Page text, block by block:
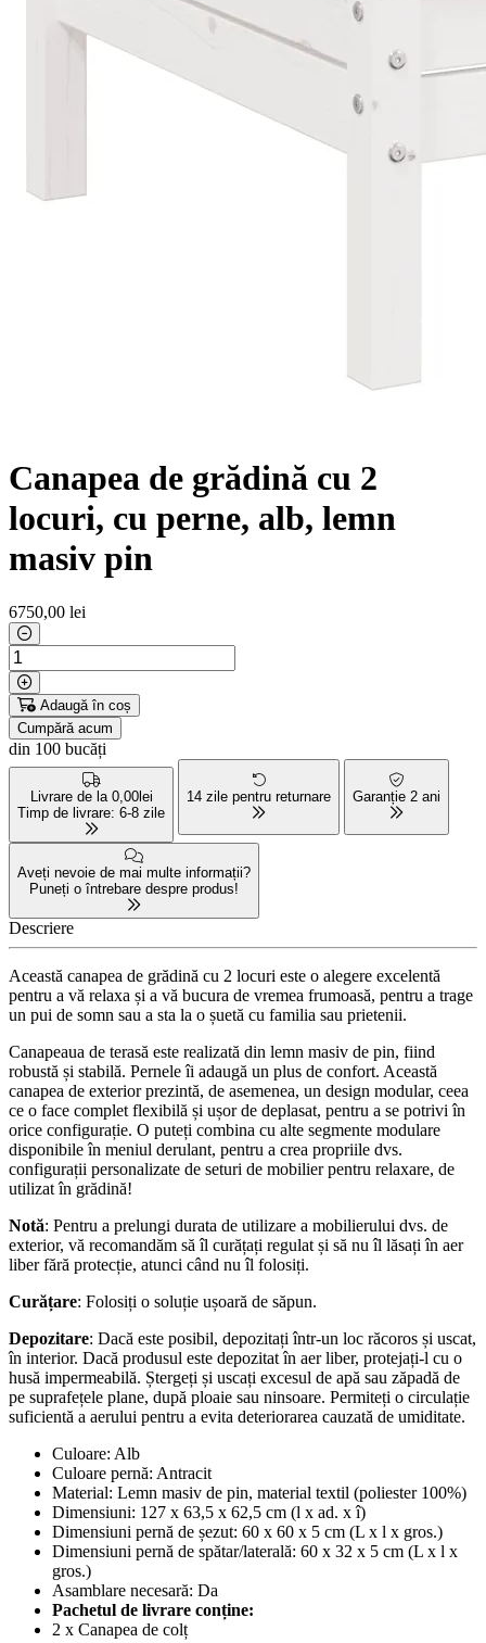
Canapea de grădină cu 2
locuri, cu perne, alb, lemn
masiv pin
6750,00 lei
Adaugă în coș
Cumpără acum
din 100 bucăți
Livrare de la 0,00lei
Timp de livrare: 6-8 zile
14 zile pentru returnare Garanție 2 ani
Aveți nevoie de mai multe informații?
Puneți o întrebare despre produs!
Descriere
Această canapea de grădină cu 2 locuri este o alegere excelentă
pentru a vă relaxa și a vă bucura de vremea frumoasă, pentru a trage
un pui de somn sau a sta la o șuetă cu familia sau prietenii.
Canapeaua de terasă este realizată din lemn masiv de pin, fiind
robustă și stabilă. Pernele îi adaugă un plus de confort. Această
canapea de exterior prezintă, de asemenea, un design modular, ceea
ce o face complet flexibilă și ușor de deplasat, pentru a se potrivi în
orice configurație. O puteți combina cu alte segmente modulare
disponibile în meniul derulant, pentru a crea propriile dvs.
configurații personalizate de seturi de mobilier pentru relaxare, de
utilizat în grădină!
Notă: Pentru a prelungi durata de utilizare a mobilierului dvs. de
exterior, vă recomandăm să îl curățați regulat și să nu îl lăsați în aer
liber fără protecție, atunci când nu îl folosiți.
Curățare: Folosiți o soluție ușoară de săpun.
Depozitare: Dacă este posibil, depozitați într-un loc răcoros și uscat,
în interior. Dacă produsul este depozitat în aer liber, protejați-l cu o
husă impermeabilă. Ștergeți și uscați excesul de apă sau zăpadă de
pe suprafețele plane, după ploaie sau ninsoare. Permiteți o circulație
suficientă a aerului pentru a evita deteriorarea cauzată de umiditate.
Culoare: Alb
Culoare pernă: Antracit
Material: Lemn masiv de pin, material textil (poliester 100%)
Dimensiuni: 127 x 63,5 x 62,5 cm (l x ad. x î)
Dimensiuni pernă de șezut: 60 x 60 x 5 cm (L x l x gros.)
Dimensiuni pernă de spătar/laterală: 60 x 32 x 5 cm (L x l x
gros.)
Asamblare necesară: Da
Pachetul de livrare conține:
2 x Canapea de colț